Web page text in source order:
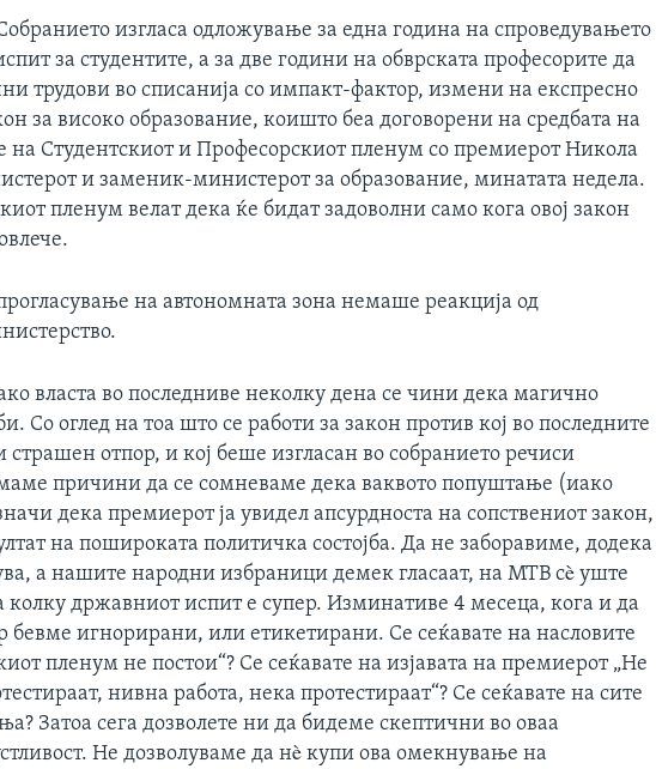
изгласа одложување за една година на спроведувањето
за студентите, а за две години на обврската професорите да
трудови во списанија со импакт-фактор, измени на експресно
за високо образование, коишто беа договорени на средбата на
на Студентскиот и Професорскиот пленум со премиерот Никола
и заменик-министерот за образование, минатата недела.
пленум велат дека ќе бидат задоволни само кога овој закон
на автономната зона немаше реакција од
власта во последниве неколку дена се чини дека магично
Со оглед на тоа што се работи за закон против кој во последните
страшен отпор, и кој беше изгласан во собранието речиси
причини да се сомневаме дека ваквото попуштање (иако
дека премиерот ја увидел апсурдноста на сопствениот закон,
на пошироката политичка состојба. Да не заборавиме, додека
а нашите народни избраници демек гласаат, на МТВ сè уште
колку државниот испит е супер. Изминативе 4 месеца, кога и да
бевме игнорирани, или етикетирани. Се сеќавате на насловите
пленум не постои“? Се сеќавате на изјавата на премиерот „Не
нивна работа, нека протестираат“? Се сеќавате на сите
Затоа сега дозволете ни да бидеме скептични во оваа
Не дозволуваме да нè купи ова омекнување на